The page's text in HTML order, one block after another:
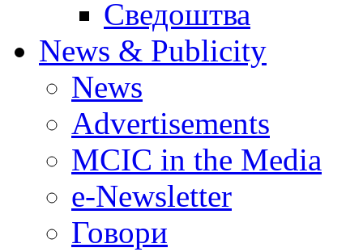
Сведоштва
News & Publicity
News
Advertisements
MCIC in the Media
e-Newsletter
Говори